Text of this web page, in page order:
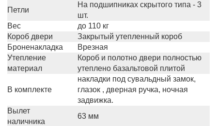
Петли
На подшипниках скрытого типа - 3
шт.
Вес
до 110 кг
Короб двери
Закрытый утепленный короб
Броненакладка
Врезная
Утепление
материал
Короб и полотно двери полностью
утеплено базальтовой плитой
В комплекте
накладки под сувальдный замок,
глазок , дверная ручка, ночная
задвижка.
Вылет
наличника
63 мм